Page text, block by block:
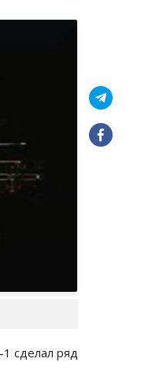
сделал ряд